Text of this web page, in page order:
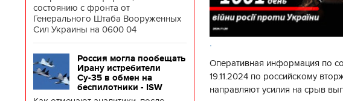
состоянию с фронта от
Генерального Штаба Вооруженных
Сил Украины на 0600 04
Россия могла пообещать
Ирану истребители
Су-35 в обмен на
беспилотники - ISW
.
Оперативная информация по
19.11.2024 по российскому
направляют усилия на срыв